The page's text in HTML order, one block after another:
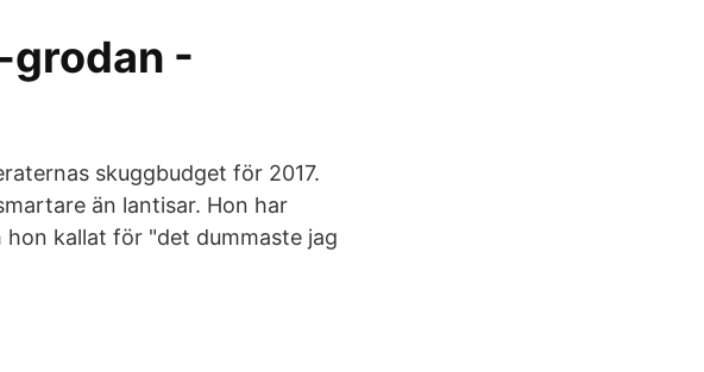
-
skuggbudget för 2017.
än lantisar. Hon har
kallat för "det dummaste jag